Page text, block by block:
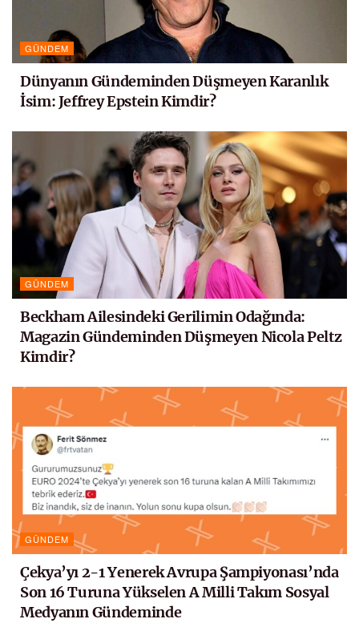
GÜNDEM
Dünyanın Gündeminden Düşmeyen Karanlık
İsim: Jeffrey Epstein Kimdir?
GÜNDEM
Beckham Ailesindeki Gerilimin Odağında:
Magazin Gündeminden Düşmeyen Nicola Peltz
Kimdir?
GÜNDEM
Çekya’yı 2-1 Yenerek Avrupa Şampiyonası’nda
Son 16 Turuna Yükselen A Milli Takım Sosyal
Medyanın Gündeminde